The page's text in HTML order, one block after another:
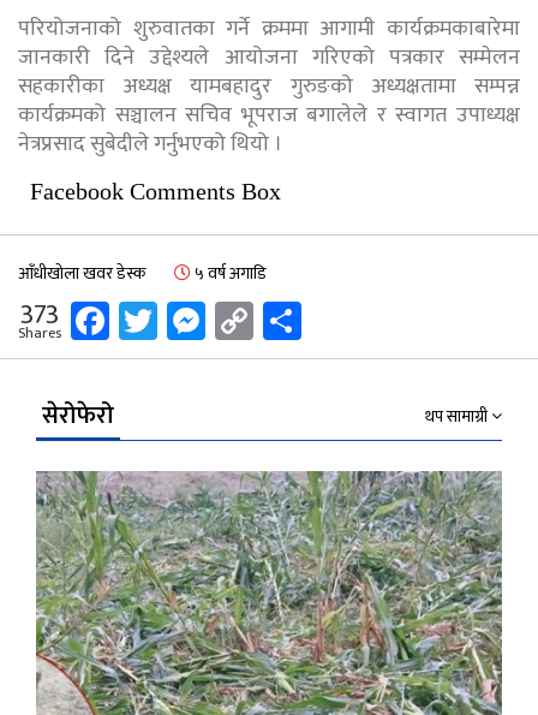
परियोजनाको शुरुवातका गर्ने क्रममा आगामी कार्यक्रमकाबारेमा
जानकारी दिने उद्देश्यले आयोजना गरिएको पत्रकार सम्मेलन
सहकारीका अध्यक्ष यामबहादुर गुरुङको अध्यक्षतामा सम्पन्न
कार्यक्रमको सञ्चालन सचिव भूपराज बगालेले र स्वागत उपाध्यक्ष
नेत्रप्रसाद सुबेदीले गर्नुभएको थियो ।
Facebook Comments Box
आँधीखोला खवर डेस्क ५ वर्ष अगाडि
373
Shares Facebook
Twitter
Messenger
Copy
Link
सेरोफेरो थप सामाग्री